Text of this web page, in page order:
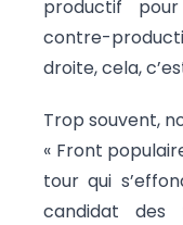
productif
contre-
droite, cela,
Trop souvent,
« Front
tour qui
candidat des